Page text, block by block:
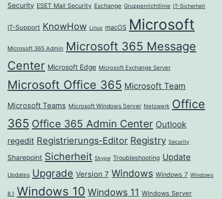
Security ESET Mail Security Exchange Gruppenrichtlinie IT-Sicherheit
IT-Support KnowHow Linux macOS Microsoft
Microsoft 365 Admin Microsoft 365 Message
Center Microsoft Edge Microsoft Exchange Server
Microsoft Office 365 Microsoft Team
Microsoft Teams Microsoft Windows Server Netzwerk Office
365 Office 365 Admin Center Outlook
regedit Registrierungs-Editor Registry Security
Sharepoint Sicherheit Skype Troubleshooting Update
Updates Upgrade Version 7 Windows Windows 7 Windows
8.1 Windows 10 Windows 11 Windows Server